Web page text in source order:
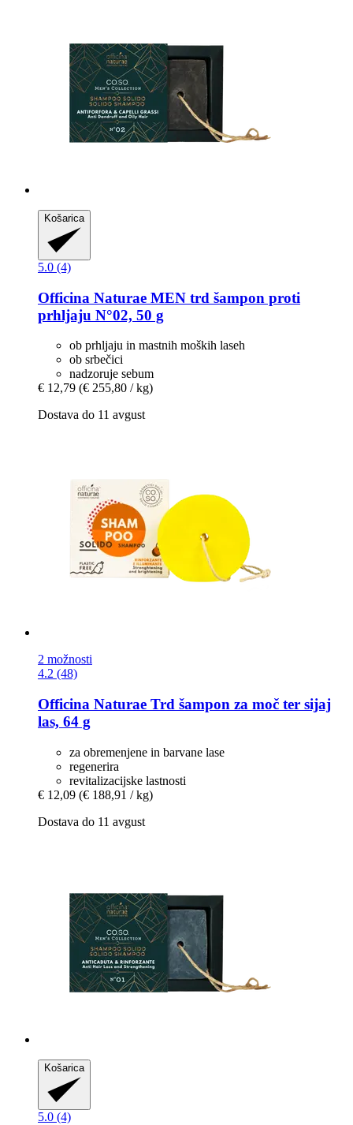
Košarica
5.0 (4)
Officina Naturae MEN trd šampon proti
prhljaju N°02, 50 g
ob prhljaju in mastnih moških laseh
ob srbečici
nadzoruje sebum
€ 12,79 (€ 255,80 / kg)
Dostava do 11 avgust
2 možnosti
4.2 (48)
Officina Naturae Trd šampon za moč ter sijaj
las, 64 g
za obremenjene in barvane lase
regenerira
revitalizacijske lastnosti
€ 12,09 (€ 188,91 / kg)
Dostava do 11 avgust
Košarica
5.0 (4)